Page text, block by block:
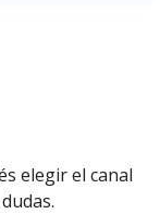
elegir el canal